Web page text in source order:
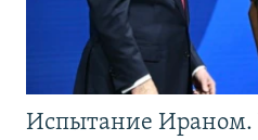
Испытание Ираном.